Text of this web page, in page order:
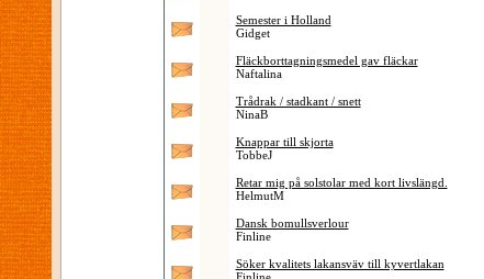
Semester i Holland
Gidget
Fläckborttagningsmedel gav fläckar
Naftalina
Trådrak / stadkant / snett
NinaB
Knappar till skjorta
TobbeJ
Retar mig på solstolar med kort livslängd.
HelmutM
Dansk bomullsverlour
Finline
Söker kvalitets lakansväv till kyvertlakan